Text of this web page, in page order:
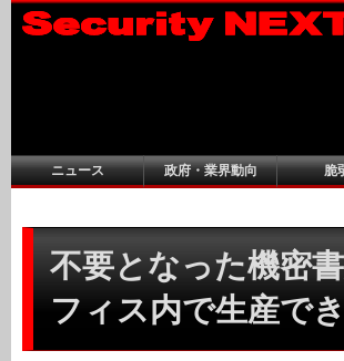
ニュース 政府・業界動向 脆
不要となった機密
フィス内で生産で